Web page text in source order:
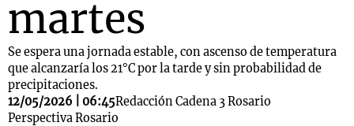
martes
Se espera una jornada estable, con ascenso de temperatura
que alcanzaría los 21°C por la tarde y sin probabilidad de
precipitaciones.
12/05/2026 | 06:45Redacción Cadena 3 Rosario
Perspectiva Rosario